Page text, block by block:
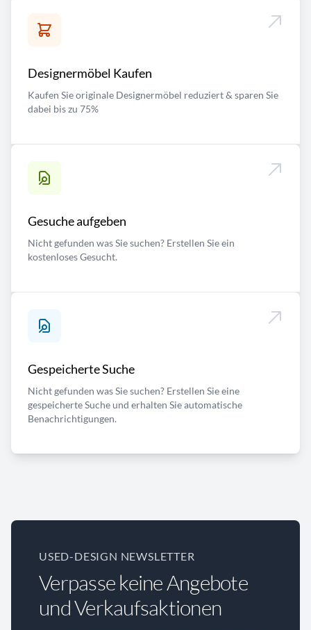
Designermöbel Kaufen
Kaufen Sie originale Designermöbel reduziert & sparen Sie
dabei bis zu 75%
Gesuche aufgeben
Nicht gefunden was Sie suchen? Erstellen Sie ein
kostenloses Gesucht.
Gespeicherte Suche
Nicht gefunden was Sie suchen? Erstellen Sie eine
gespeicherte Suche und erhalten Sie automatische
Benachrichtigungen.
USED-DESIGN NEWSLETTER
Verpasse keine Angebote
und Verkaufsaktionen